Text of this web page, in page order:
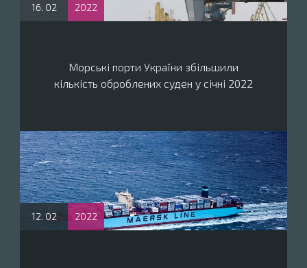
16. 02 2022
Морські порти України збільшили
кількість оброблених суден у січні 2022
12. 02 2022